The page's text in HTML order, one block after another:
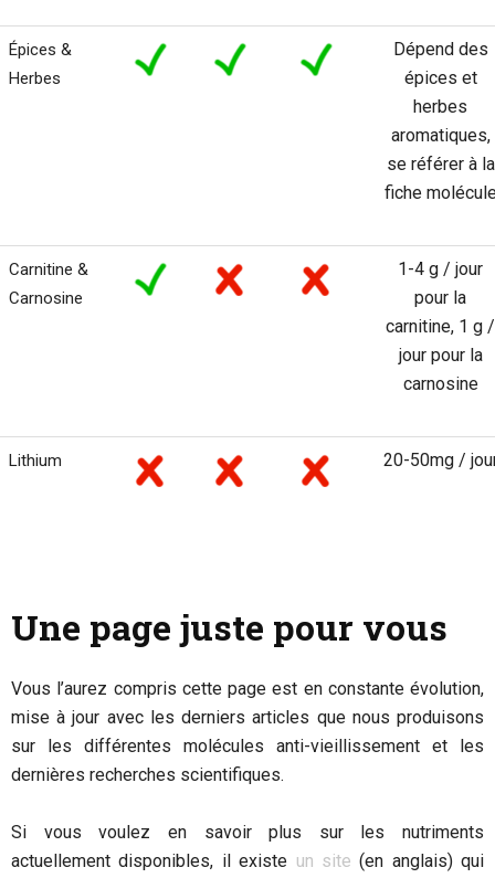
Épices &
Herbes
Dépend des
épices et
herbes
aromatiques,
se référer à la
fiche
Carnitine &
Carnosine
1-4 g / jour
pour la
carnitine, 1 g /
jour pour la
carnosine
Lithium 20-50mg /
Une page juste pour vous
Vous l’aurez compris cette page est en constante évolution,
mise à jour avec les derniers articles que nous produisons
sur les différentes molécules anti-vieillissement et les
dernières recherches scientifiques.
Si vous voulez en savoir plus sur les nutriments
actuellement disponibles, il existe un site (en anglais) qui